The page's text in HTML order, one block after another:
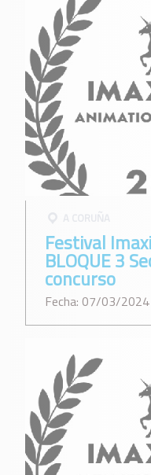
A CORUÑA
Festival
BLOQUE 3
concurso
Fecha: 07/03/